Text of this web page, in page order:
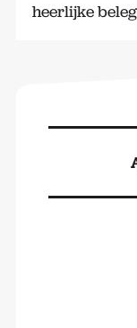
heerlijke